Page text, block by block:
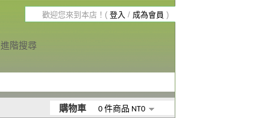
進階搜尋
歡迎您來到本店！( 登入 / 成為會員 )
購物車 0 件商品 NT0